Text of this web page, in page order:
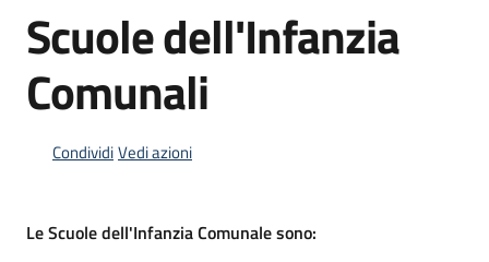
Centri
per
famiglie
Informazioni
Scuole dell'Infanzia
Comunali
CondividiVedi azioni
Le Scuole dell'Infanzia Comunale sono: